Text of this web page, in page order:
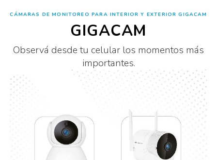
CÁMARAS DE MONITOREO PARA INTERIOR Y EXTERIOR GIGACAM
GIGACAM
Observá desde tu celular los momentos más
importantes.